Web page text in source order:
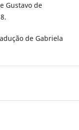
Gustavo de
de Gabriela